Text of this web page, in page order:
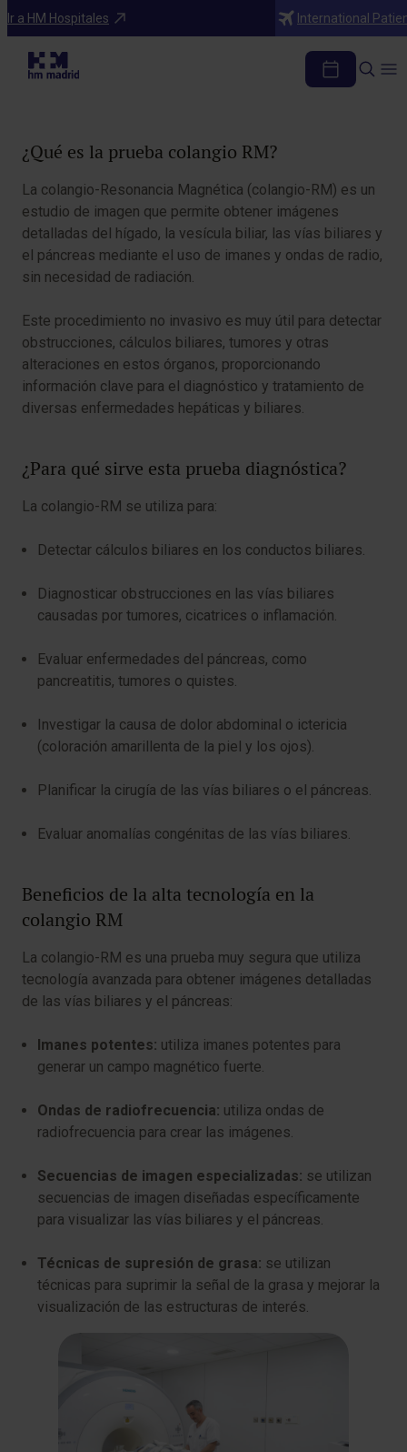
Ir a HM Hospitales International
Diagnosticos
Colangio RM
¿Qué es la prueba colangio RM?
La colangio-Resonancia Magnética (colangio-RM) es un
estudio de imagen que permite obtener imágenes
detalladas del hígado, la vesícula biliar, las vías biliares y
el páncreas mediante el uso de imanes y ondas de radio,
sin necesidad de radiación.
Este procedimiento no invasivo es muy útil para detectar
obstrucciones, cálculos biliares, tumores y otras
alteraciones en estos órganos, proporcionando
información clave para el diagnóstico y tratamiento de
diversas enfermedades hepáticas y biliares.
¿Para qué sirve esta prueba diagnóstica?
La colangio-RM se utiliza para:
Detectar cálculos biliares en los conductos biliares.
Diagnosticar obstrucciones en las vías biliares
causadas por tumores, cicatrices o inflamación.
Evaluar enfermedades del páncreas, como
pancreatitis, tumores o quistes.
Investigar la causa de dolor abdominal o ictericia
(coloración amarillenta de la piel y los ojos).
Planificar la cirugía de las vías biliares o el páncreas.
Evaluar anomalías congénitas de las vías biliares.
Beneficios de la alta tecnología en la
colangio RM
La colangio-RM es una prueba muy segura que utiliza
tecnología avanzada para obtener imágenes detalladas
de las vías biliares y el páncreas:
Imanes potentes: utiliza imanes potentes para
generar un campo magnético fuerte.
Ondas de radiofrecuencia: utiliza ondas de
radiofrecuencia para crear las imágenes.
Secuencias de imagen especializadas: se utilizan
secuencias de imagen diseñadas específicamente
para visualizar las vías biliares y el páncreas.
Técnicas de supresión de grasa: se utilizan
técnicas para suprimir la señal de la grasa y mejorar la
visualización de las estructuras de interés.